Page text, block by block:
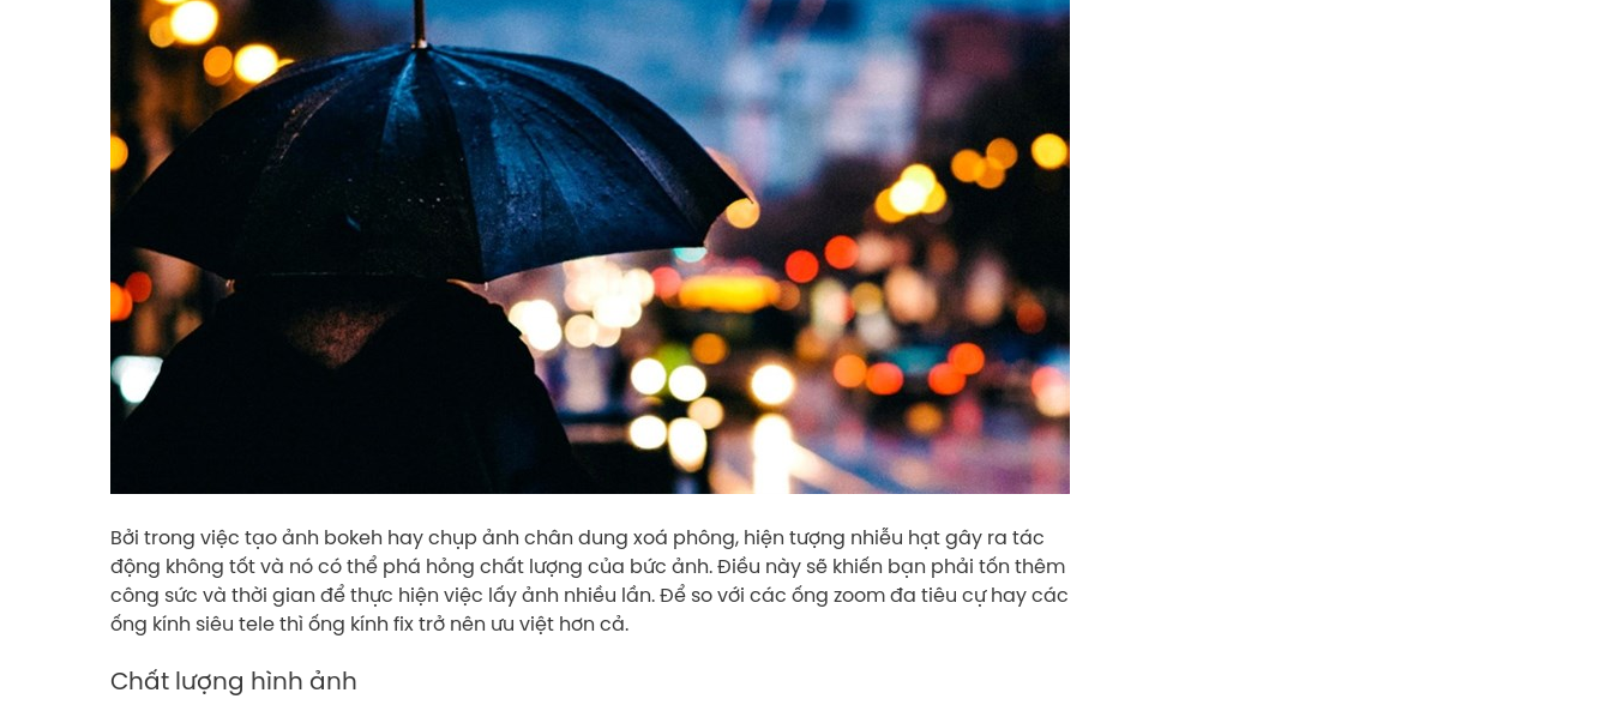
Bởi trong việc tạo ảnh bokeh hay chụp ảnh chân dung xoá phông, hiện tượng nhiễu hạt gây ra tác
động không tốt và nó có thể phá hỏng chất lượng của bức ảnh. Điều này sẽ khiến bạn phải tốn thêm
công sức và thời gian để thực hiện việc lấy ảnh nhiều lần. Để so với các ống zoom đa tiêu cự hay các
ống kính siêu tele thì ống kính fix trở nên ưu việt hơn cả.
Chất lượng hình ảnh